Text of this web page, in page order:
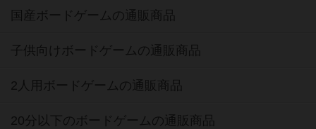
国産ボードゲームの通販商品
子供向けボードゲームの通販商品
2人用ボードゲームの通販商品
20分以下のボードゲームの通販商品